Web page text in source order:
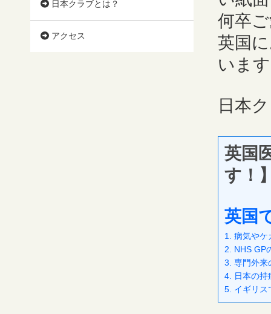
何卒
英国
いま
日本
英国
す！
英国
1. 病気やケ
2. NHS GP
3. 専門外来
4. 日本の持
5. イギリス
日本クラブとは？
アクセス